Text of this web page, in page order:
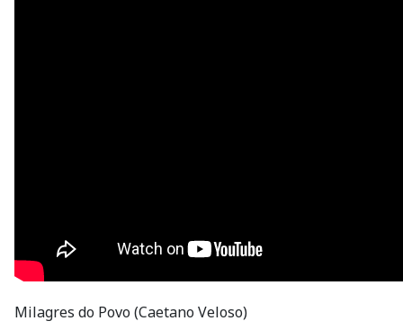
Milagres do Povo (Caetano Veloso)